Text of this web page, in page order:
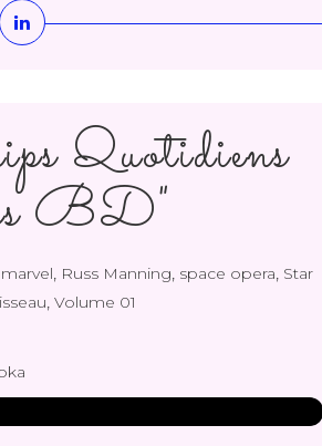
Quotidiens
BD"
marvel, Russ Manning, space opera, Star
, Volume 01